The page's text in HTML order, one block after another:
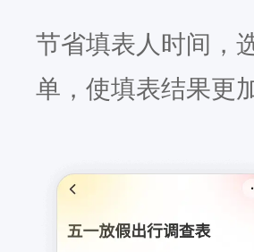
节省填表人时间，
单，使填表结果更